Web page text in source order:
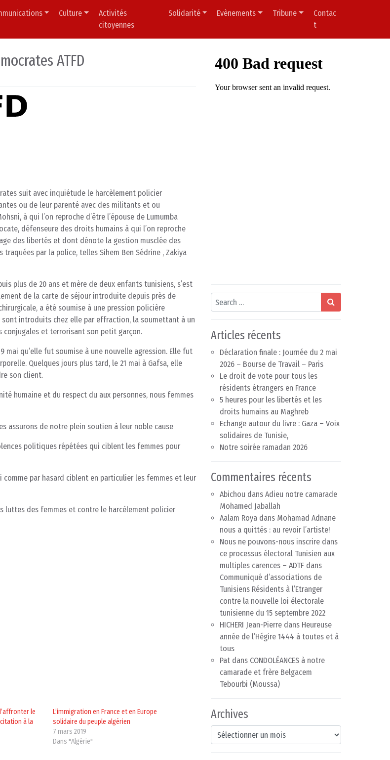
Culture
Activités
citoyennes
Solidarité Evènements Tribune
Contac
t
ATFD
suit avec inquiétude le harcèlement policier
ou de leur parenté avec des militants et ou
à qui l’on reproche d’être l’épouse de Lumumba
défenseure des droits humains à qui l’on reproche
des libertés et dont dénote la gestion musclée des
par la police, telles Sihem Ben Sédrine , Zakiya
plus de 20 ans et mère de deux enfants tunisiens, s’est
de la carte de séjour introduite depuis près de
a été soumise à une pression policière
sont introduits chez elle par effraction, la soumettant à un
conjugales et terrorisant son petit garçon.
mai qu’elle fut soumise à une nouvelle agression. Elle fut
Quelques jours plus tard, le 21 mai à Gafsa, elle
son client.
humaine et du respect du aux personnes, nous femmes
assurons de notre plein soutien à leur noble cause
politiques répétées qui ciblent les femmes pour
par hasard ciblent en particulier les femmes et leur
luttes des femmes et contre le harcèlement policier
le
à la
L’immigration en France et en Europe
solidaire du peuple algérien
7 mars 2019
Dans "Algérie"
Search
Articles récents
Déclaration finale : Journée du 2 mai
2026 – Bourse de Travail – Paris
Le droit de vote pour tous les
résidents étrangers en France
5 heures pour les libertés et les
droits humains au Maghreb
Echange autour du livre : Gaza – Voix
solidaires de Tunisie,
Notre soirée ramadan 2026
Commentaires récents
Abichou dans Adieu notre camarade
Mohamed Jaballah
Aalam Roya dans Mohamad Adnane
nous a quittés : au revoir l’artiste!
Nous ne pouvons-nous inscrire dans
ce processus électoral Tunisien aux
multiples carences – ADTF dans
Communiqué d’associations de
Tunisiens Résidents à l’Etranger
contre la nouvelle loi électorale
tunisienne du 15 septembre 2022
HICHERI Jean-Pierre dans Heureuse
année de l’Hégire 1444 à toutes et à
tous
Pat dans CONDOLÉANCES à notre
camarade et frère Belgacem
Tebourbi (Moussa)
Archives
Archives